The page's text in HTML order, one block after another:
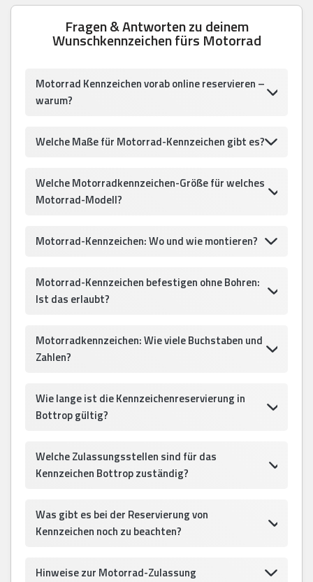
Fragen & Antworten zu deinem
Wunschkennzeichen fürs Motorrad
Motorrad Kennzeichen vorab online reservieren –
warum?
Welche Maße für Motorrad-Kennzeichen gibt es?
Welche Motorradkennzeichen-Größe für welches
Motorrad-Modell?
Motorrad-Kennzeichen: Wo und wie montieren?
Motorrad-Kennzeichen befestigen ohne Bohren:
Ist das erlaubt?
Motorradkennzeichen: Wie viele Buchstaben und
Zahlen?
Wie lange ist die Kennzeichenreservierung in
Bottrop gültig?
Welche Zulassungsstellen sind für das
Kennzeichen Bottrop zuständig?
Was gibt es bei der Reservierung von
Kennzeichen noch zu beachten?
Hinweise zur Motorrad-Zulassung